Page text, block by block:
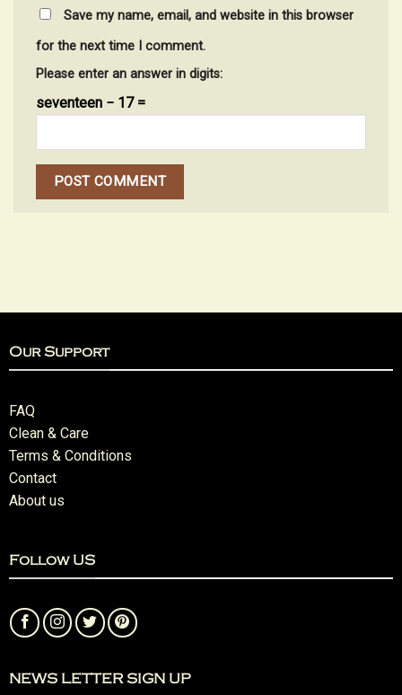
Save my name, email, and website in this browser
for the next time I comment.
Please enter an answer in digits:
seventeen − 17 =
Our Support
FAQ
Clean & Care
Terms & Conditions
Contact
About us
Follow US
NEWS LETTER SIGN UP